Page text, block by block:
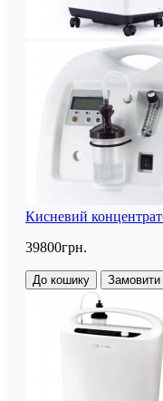
Кисневий
39800грн.
До кошику Замовити